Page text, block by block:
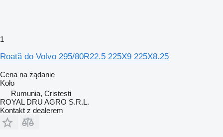
1
Roată do Volvo 295/80R22.5 225X9 225X8.25
Cena na żądanie
Koło
Rumunia, Cristesti
ROYAL DRU AGRO S.R.L.
Kontakt z dealerem